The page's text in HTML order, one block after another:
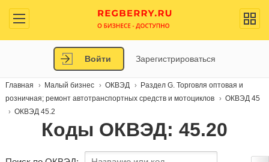
Войти Зарегистрироваться
Главная Малый бизнес ОКВЭД
Раздел G. Торговля оптовая и
розничная; ремонт автотранспортных средств и мотоциклов
ОКВЭД 45
ОКВЭД 45.2
Коды ОКВЭД: 45.20